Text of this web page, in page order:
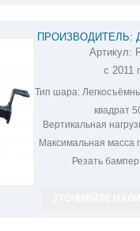
ПРОИЗВОДИТЕЛЬ:
ФАРКОП НА SSANG
Артикул:
с 2011
Тип шара:
квадрат
Вертикальная
Максимальная масса
Резать